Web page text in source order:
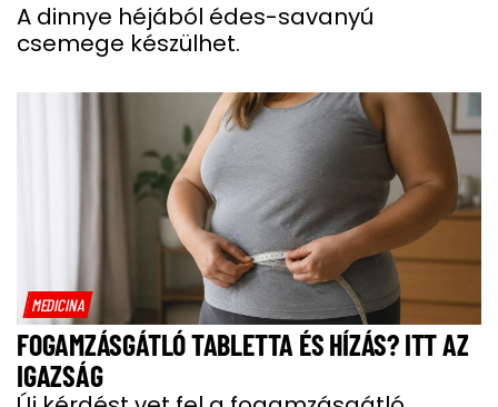
A dinnye héjából édes-savanyú
csemege készülhet.
MEDICINA
FOGAMZÁSGÁTLÓ TABLETTA ÉS HÍZÁS? ITT AZ
IGAZSÁG